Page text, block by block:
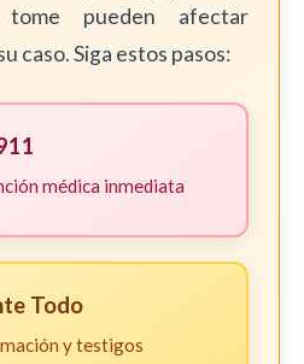
pueden afectar
caso. Siga estos pasos:
médica inmediata
Todo
y testigos